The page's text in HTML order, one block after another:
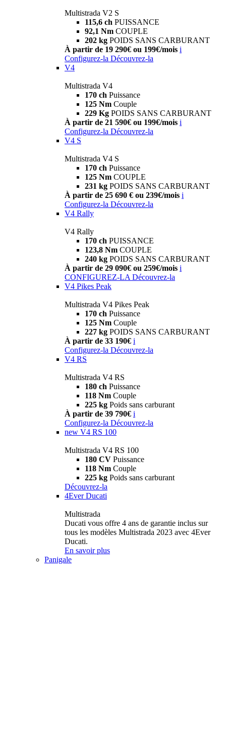
Multistrada V2 S
115,6 ch PUISSANCE
92,1 Nm COUPLE
202 kg POIDS SANS CARBURANT
À partir de 19 290€ ou 199€/mois i
Configurez-la Découvrez-la
V4
Multistrada V4
170 ch Puissance
125 Nm Couple
229 Kg POIDS SANS CARBURANT
À partir de 21 590€ ou 199€/mois i
Configurez-la Découvrez-la
V4 S
Multistrada V4 S
170 ch Puissance
125 Nm COUPLE
231 kg POIDS SANS CARBURANT
À partir de 25 690 € ou 239€/mois i
Configurez-la Découvrez-la
V4 Rally
V4 Rally
170 ch PUISSANCE
123,8 Nm COUPLE
240 kg POIDS SANS CARBURANT
À partir de 29 090€ ou 259€/mois i
CONFIGUREZ-LA Découvrez-la
V4 Pikes Peak
Multistrada V4 Pikes Peak
170 ch Puissance
125 Nm Couple
227 kg POIDS SANS CARBURANT
À partir de 33 190€ i
Configurez-la Découvrez-la
V4 RS
Multistrada V4 RS
180 ch Puissance
118 Nm Couple
225 kg Poids sans carburant
À partir de 39 790€ i
Configurez-la Découvrez-la
new V4 RS 100
Multistrada V4 RS 100
180 CV Puissance
118 Nm Couple
225 kg Poids sans carburant
Découvrez-la
4Ever Ducati
Multistrada
Ducati vous offre 4 ans de garantie inclus sur
tous les modèles Multistrada 2023 avec 4Ever
Ducati.
En savoir plus
Panigale